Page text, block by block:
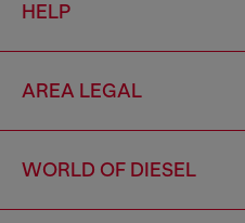
HELP
AREA LEGAL
WORLD OF DIESEL